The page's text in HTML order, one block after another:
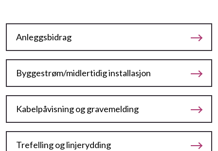
Anleggsbidrag
Byggestrøm/midlertidig installasjon
Kabelpåvisning og gravemelding
Trefelling og linjerydding